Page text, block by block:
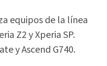
equipos de la línea
Z2 y Xperia SP.
y Ascend G740.